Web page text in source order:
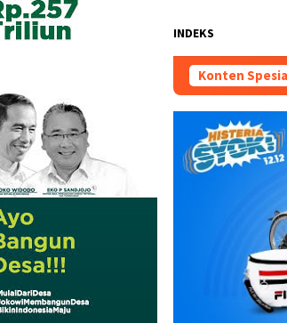
INDEKS
Konten
Sari, S.Kom., M.M.; Sosok Bahlil